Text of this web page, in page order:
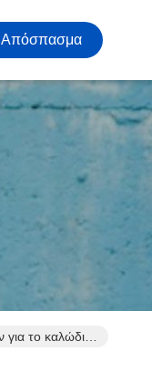
Απόσπασμα
το καλώδιο